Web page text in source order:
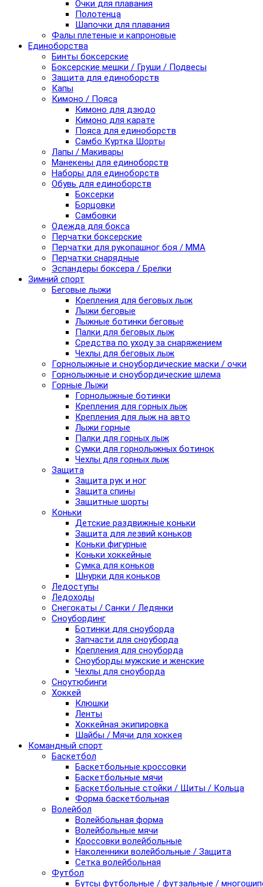
Очки для плавания
Полотенца
Шапочки для плавания
Фалы плетеные и капроновые
Единоборства
Бинты боксерские
Боксерские мешки / Груши / Подвесы
Защита для единоборств
Капы
Кимоно / Пояса
Кимоно для дзюдо
Кимоно для карате
Пояса для единоборств
Самбо Куртка Шорты
Лапы / Макивары
Манекены для единоборств
Наборы для единоборств
Обувь для единоборств
Боксерки
Борцовки
Самбовки
Одежда для бокса
Перчатки боксерские
Перчатки для рукопашног боя / ММА
Перчатки снарядные
Эспандеры боксера / Брелки
Зимний спорт
Беговые лыжи
Крепления для беговых лыж
Лыжи беговые
Лыжные ботинки беговые
Палки для беговых лыж
Средства по уходу за снаряжением
Чехлы для беговых лыж
Горнолыжные и сноубордические маски / очки
Горнолыжные и сноубордические шлема
Горные Лыжи
Горнолыжные ботинки
Крепления для горных лыж
Крепления для лыж на авто
Лыжи горные
Палки для горных лыж
Сумки для горнолыжных ботинок
Чехлы для горных лыж
Защита
Защита рук и ног
Защита спины
Защитные шорты
Коньки
Детские раздвижные коньки
Защита для лезвий коньков
Коньки фигурные
Коньки хоккейные
Сумка для коньков
Шнурки для коньков
Ледоступы
Ледоходы
Снегокаты / Санки / Ледянки
Сноубординг
Ботинки для сноуборда
Запчасти для сноуборда
Крепления для сноуборда
Сноуборды мужские и женские
Чехлы для сноуборда
Сноутюбинги
Хоккей
Клюшки
Ленты
Хоккейная экипировка
Шайбы / Мячи для хоккея
Командный спорт
Баскетбол
Баскетбольные кроссовки
Баскетбольные мячи
Баскетбольные стойки / Щиты / Кольца
Форма баскетбольная
Волейбол
Волейбольная форма
Волейбольные мячи
Кроссовки волейбольные
Наколенники волейбольные / Защита
Сетка волейбольная
Футбол
Бутсы футбольные / футзальные /